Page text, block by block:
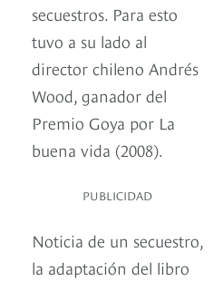
secuestros. Para esto
tuvo a su lado al
director chileno Andrés
Wood, ganador del
Premio Goya por La
buena vida (2008).
PUBLICIDAD
Noticia de un secuestro,
la adaptación del libro